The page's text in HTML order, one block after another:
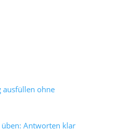
ausfüllen ohne
üben: Antworten klar